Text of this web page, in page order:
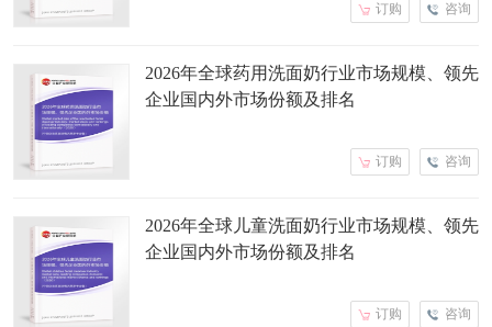
咨询
订购
2026年全球药用洗面奶行业市场规模、领先
企业国内外市场份额及排名
咨询
订购
2026年全球儿童洗面奶行业市场规模、领先
企业国内外市场份额及排名
咨询
订购